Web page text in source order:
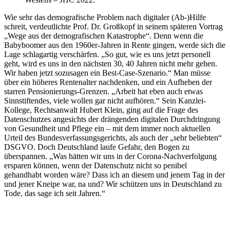
Wie sehr das demografische Problem nach digitaler (Ab-)Hilfe
schreit, verdeutlichte Prof. Dr. Großkopf in seinem späteren Vortrag
„Wege aus der demografischen Katastrophe“. Denn wenn die
Babyboomer aus den 1960er-Jahren in Rente gingen, werde sich die
Lage schlagartig verschärfen. „So gut, wie es uns jetzt personell
geht, wird es uns in den nächsten 30, 40 Jahren nicht mehr gehen.
Wir haben jetzt sozusagen ein Best-Case-Szenario.“ Man müsse
über ein höheres Rentenalter nachdenken, und ein Aufheben der
starren Pensionierungs-Grenzen. „Arbeit hat eben auch etwas
Sinnstiftendes, viele wollen gar nicht aufhören.“ Sein Kanzlei-
Kollege, Rechtsanwalt Hubert Klein, ging auf die Frage des
Datenschutzes angesichts der drängenden digitalen Durchdringung
von Gesundheit und Pflege ein – mit dem immer noch aktuellen
Urteil des Bundesverfassungsgerichts, als auch der „sehr beliebten“
DSGVO. Doch Deutschland laufe Gefahr, den Bogen zu
überspannen. „Was hätten wir uns in der Corona-Nachverfolgung
ersparen können, wenn der Datenschutz nicht so penibel
gehandhabt worden wäre? Dass ich an diesem und jenem Tag in der
und jener Kneipe war, na und? Wir schützen uns in Deutschland zu
Tode, das sage ich seit Jahren.“